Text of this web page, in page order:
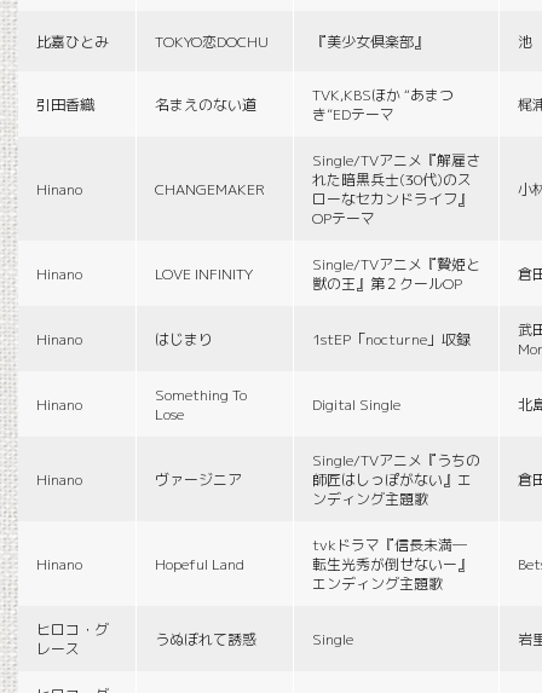
比嘉ひとみ TOKYO恋DOCHU 『美少女倶楽部』 池
引田香織 名まえのない道
TVK,KBSほか “あまつ
き”EDテーマ
梶
Hinano CHANGEMAKER
Single/TVアニメ『解雇さ
れた暗黒兵士(30代)のス
ローなセカンドライフ』
OPテーマ
小
Hinano LOVE INFINITY
Single/TVアニメ『贄姫と
獣の王』第２クールOP
倉
Hinano はじまり 1stEP「nocturne」収録
武
Hinano
Something To
Lose
Digital Single 北
Hinano ヴァージニア
Single/TVアニメ『うちの
師匠はしっぽがない』エ
ンディング主題歌
倉
Hinano Hopeful Land
tvkドラマ『信長未満―
転生光秀が倒せないー』
エンディング主題歌
ヒロコ・グ
レース
うぬぼれて誘惑 Single 岩